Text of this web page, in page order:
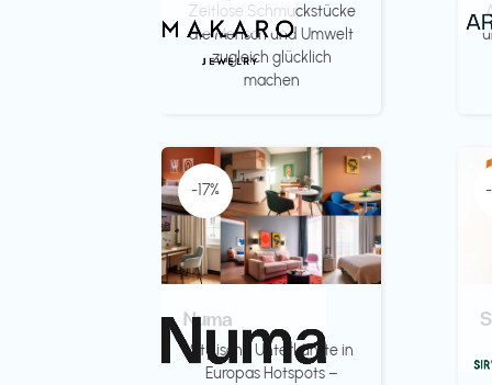
Zeitlose Schmuckstücke
die Mensch und Umwelt
zugleich glücklich
machen
-17%
Numa
Stylische Unterkünfte in
Europas Hotspots –